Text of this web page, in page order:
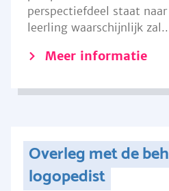
perspectiefdeel staat
leerling waarschijnlijk
Meer informatie
Overleg met de
logopedist